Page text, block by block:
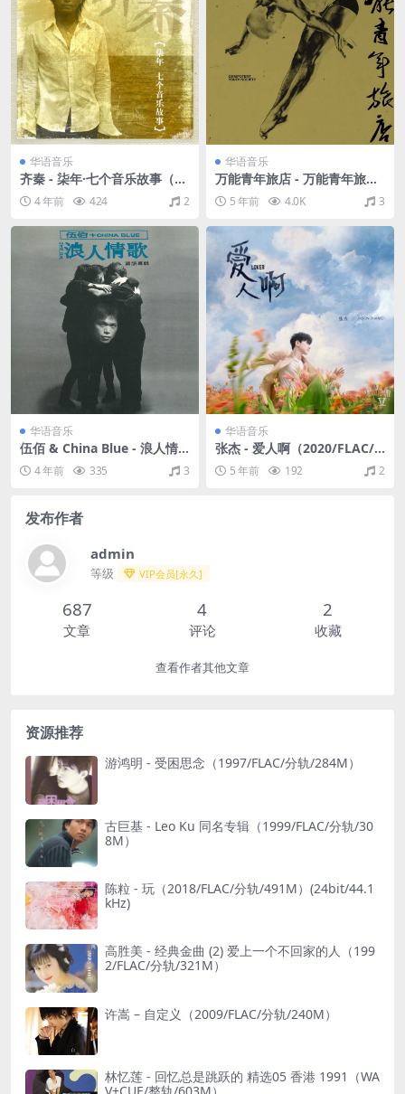
华语音乐
齐秦 - 柒年·七个音乐故事（20
09/FLAC/分轨/252M）
4 年前 424 2
华语音乐
万能青年旅店 - 万能青年旅店
同名专辑（2010/FLAC/分轨/
328M）
5 年前 4.0K 3
华语音乐
伍佰 & China Blue - 浪人情
歌（1994/FLAC/分轨/328
M）4 年前 335 3
华语音乐
张杰 - 爱人啊（2020/FLAC/E
P分轨/72M）
5 年前 192 2
发布作者
admin
等级 VIP会员[永久]
687
文章
4
评论
2
收藏
查看作者其他文章
资源推荐
游鸿明 - 受困思念（1997/FLAC/分轨/284M）
古巨基 - Leo Ku 同名专辑（1999/FLAC/分轨/30
8M）
陈粒 - 玩（2018/FLAC/分轨/491M）(24bit/44.1
kHz)
高胜美 - 经典金曲 (2) 爱上一个不回家的人（199
2/FLAC/分轨/321M）
许嵩 – 自定义（2009/FLAC/分轨/240M）
林忆莲 - 回忆总是跳跃的 精选05 香港 1991（WA